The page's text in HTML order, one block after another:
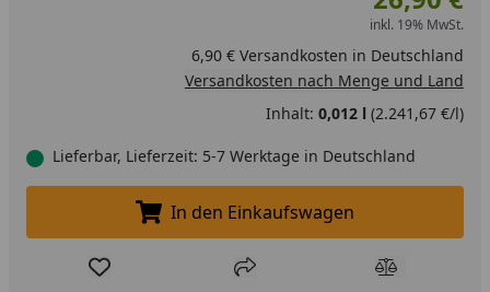
inkl. 19% MwSt.
6,90 € Versandkosten in Deutschland
Versandkosten nach Menge und Land
Inhalt: 0,012 l (2.241,67 €/l)
Lieferbar, Lieferzeit: 5-7 Werktage in Deutschland
In den Einkaufswagen legen
In den Einkaufswagen
Produkt zur Wunschliste hinzufügen
Teilen Produkt